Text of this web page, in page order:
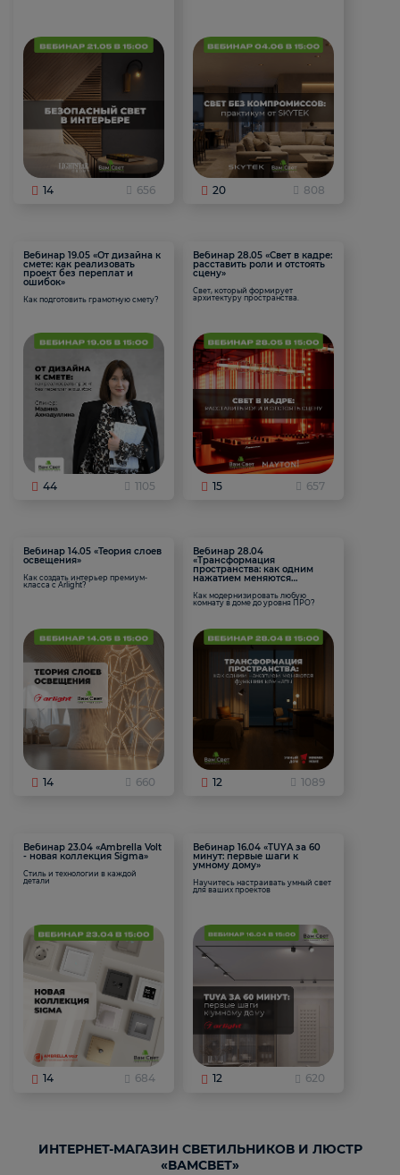
14 656 20 808
Вебинар 19.05 «От дизайна к
смете: как реализовать
проект без переплат и
ошибок»
Как подготовить грамотную смету?
44 1105
Вебинар 28.05 «Свет в кадре:
расставить роли и отстоять
сцену»
Свет, который формирует
архитектуру пространства.
15 657
Вебинар 14.05 «Теория слоев
освещения»
Как создать интерьер премиум-
класса с Arlight?
14 660
Вебинар 28.04
«Трансформация
пространства: как одним
нажатием меняются
Как модернизировать любую
комнату в доме до уровня ПРО?
12 1089
Вебинар 23.04 «Ambrella Volt
- новая коллекция Sigma»
Стиль и технологии в каждой
детали
14 684
Вебинар 16.04 «TUYA за 60
минут: первые шаги к
умному дому»
Научитесь настраивать умный свет
для ваших проектов
12 620
ИНТЕРНЕТ-МАГАЗИН СВЕТИЛЬНИКОВ И ЛЮСТР
«ВАМСВЕТ»